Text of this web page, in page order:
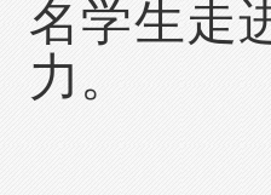
名学生走
力。